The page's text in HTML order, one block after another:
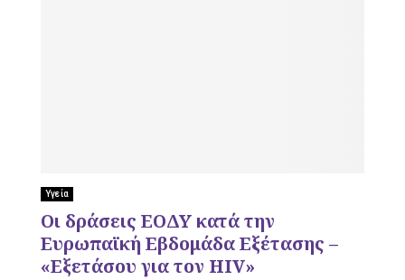
Υγεία
Οι δράσεις ΕΟΔΥ κατά την
Ευρωπαϊκή Εβδομάδα Εξέτασης –
«Εξετάσου για τον HIV»